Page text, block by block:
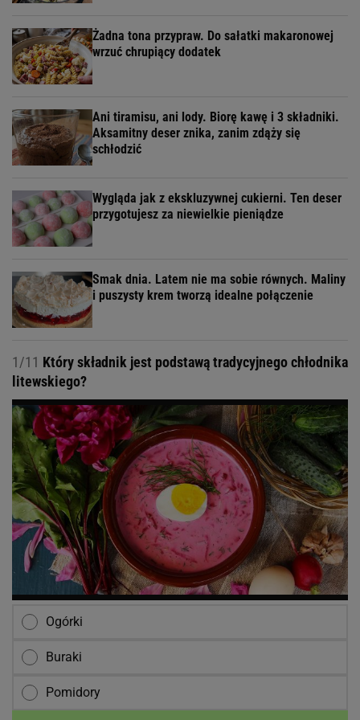
Żadna tona przypraw. Do sałatki makaronowej
wrzuć chrupiący dodatek
Ani tiramisu, ani lody. Biorę kawę i 3 składniki.
Aksamitny deser znika, zanim zdąży się
schłodzić
Wygląda jak z ekskluzywnej cukierni. Ten deser
przygotujesz za niewielkie pieniądze
Smak dnia. Latem nie ma sobie równych. Maliny
i puszysty krem tworzą idealne połączenie
1/11 Który składnik jest podstawą tradycyjnego chłodnika
litewskiego?
Ogórki
Buraki
Pomidory